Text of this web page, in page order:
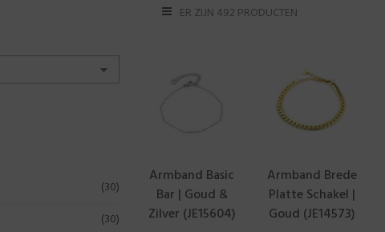
(30)
(30)
ER ZIJN 492 PRODUCTEN
Armband Basic
Bar | Goud &
Zilver (JE15604)
Armband Brede
Platte Schakel |
Goud (JE14573)